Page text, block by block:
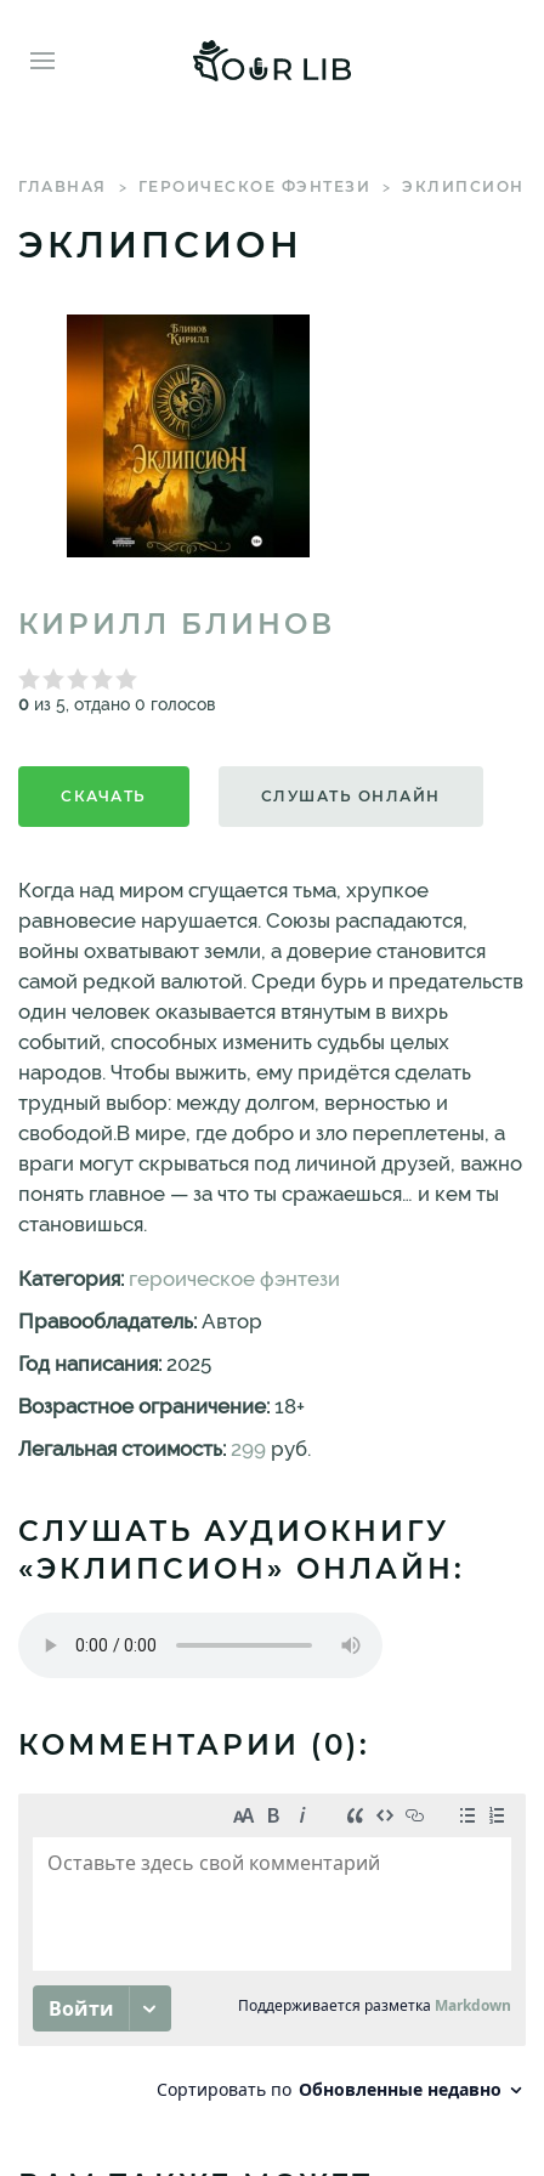
ГЛАВНАЯ ГЕРОИЧЕСКОЕ ФЭНТЕЗИ ЭКЛИПСИОН
ЭКЛИПСИОН
КИРИЛЛ БЛИНОВ
0 из 5, отдано 0 голосов
СКАЧАТЬ СЛУШАТЬ ОНЛАЙН
Когда над миром сгущается тьма, хрупкое
равновесие нарушается. Союзы распадаются,
войны охватывают земли, а доверие становится
самой редкой валютой. Среди бурь и предательств
один человек оказывается втянутым в вихрь
событий, способных изменить судьбы целых
народов. Чтобы выжить, ему придётся сделать
трудный выбор: между долгом, верностью и
свободой.В мире, где добро и зло переплетены, а
враги могут скрываться под личиной друзей, важно
понять главное — за что ты сражаешься… и кем ты
становишься.
Категория: героическое фэнтези
Правообладатель: Автор
Год написания: 2025
Возрастное ограничение: 18+
Легальная стоимость: 299 руб.
СЛУШАТЬ АУДИОКНИГУ
«ЭКЛИПСИОН» ОНЛАЙН:
КОММЕНТАРИИ (0):